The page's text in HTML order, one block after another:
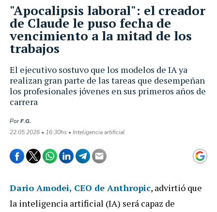
El ejecutivo sostuvo que los modelos de IA ya
realizan gran parte de las tareas que desempeñan
los profesionales jóvenes en sus primeros años de
carrera
PorF.G.
22.05.2026 • 16:30hs • Inteligencia artificial
"Apocalipsis laboral": el creador
de Claude le puso fecha de
vencimiento a la mitad de los
trabajos
Dario Amodei, CEO de Anthropic, advirtió que
la inteligencia artificial (IA) será capaz de